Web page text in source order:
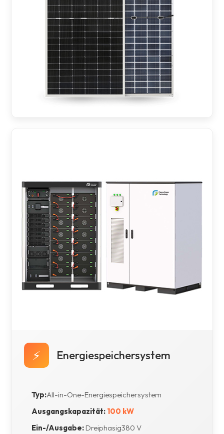
⚡ Energiespeichersystem
Typ:All-in-One-Energiespeichersystem
Ausgangskapazität: 100 kW
Ein-/Ausgabe: Dreiphasig380 V